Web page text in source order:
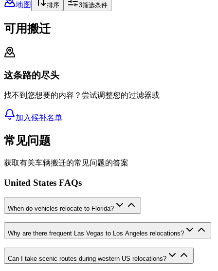
地图
排序 3筛选条件
可用搬迁
这条路的尽头
找不到您想要的内容？尝试调整您的过滤器或
加入候补名单
常见问题
获取有关车辆搬迁的常见问题的答案
United States FAQs
When do vehicles relocate to Florida?
Why are there frequent Las Vegas to Los Angeles relocations?
Can I take scenic routes during western US relocations?